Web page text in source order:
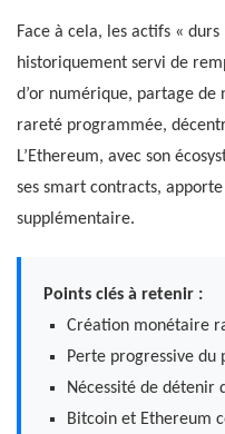
Face à cela, les actifs «
historiquement servi de
d’or numérique, partage de
rareté programmée,
L’Ethereum, avec son
ses smart contracts,
supplémentaire.
Points clés à retenir :
Création monétaire
Perte progressive du
Nécessité de détenir
Bitcoin et Ethereum